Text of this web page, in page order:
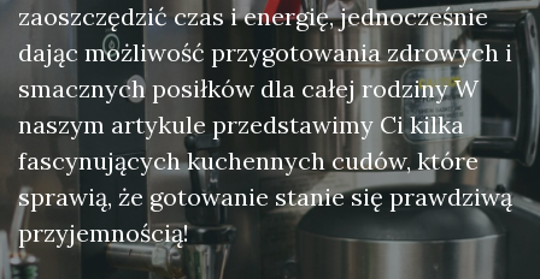
zaoszczędzić czas i energię, jednocześnie
dając możliwość przygotowania zdrowych i
smacznych posiłków dla całej rodziny W
naszym artykule przedstawimy Ci kilka
fascynujących kuchennych cudów, które
sprawią, że gotowanie stanie się prawdziwą
przyjemnością!